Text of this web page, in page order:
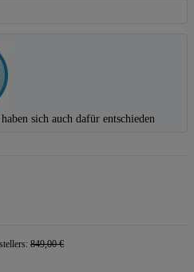
sich auch dafür entschieden
: 849,00 €